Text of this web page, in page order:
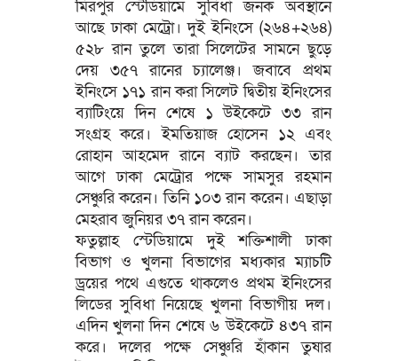
মিরপুর স্টেডিয়ামে সুবিধা জনক অবস্থানে
আছে ঢাকা মেট্রো। দুই ইনিংসে (২৬৪+২৬৪)
৫২৮ রান তুলে তারা সিলেটের সামনে ছুড়ে
দেয় ৩৫৭ রানের চ্যালেঞ্জ। জবাবে প্রথম
ইনিংসে ১৭১ রান করা সিলেট দ্বিতীয় ইনিংসের
ব্যাটিংয়ে দিন শেষে ১ উইকেটে ৩৩ রান
সংগ্রহ করে। ইমতিয়াজ হোসেন ১২ এবং
রোহান আহমেদ রানে ব্যাট করছেন। তার
আগে ঢাকা মেট্রোর পক্ষে সামসুর রহমান
সেঞ্চুরি করেন। তিনি ১০৩ রান করেন। এছাড়া
মেহরাব জুনিয়র ৩৭ রান করেন।
ফতুল্লাহ স্টেডিয়ামে দুই শক্তিশালী ঢাকা
বিভাগ ও খুলনা বিভাগের মধ্যকার ম্যাচটি
ড্রয়ের পথে এগুতে থাকলেও প্রথম ইনিংসের
লিডের সুবিধা নিয়েছে খুলনা বিভাগীয় দল।
এদিন খুলনা দিন শেষে ৬ উইকেটে ৪৩৭ রান
করে। দলের পক্ষে সেঞ্চুরি হাঁকান তুষার